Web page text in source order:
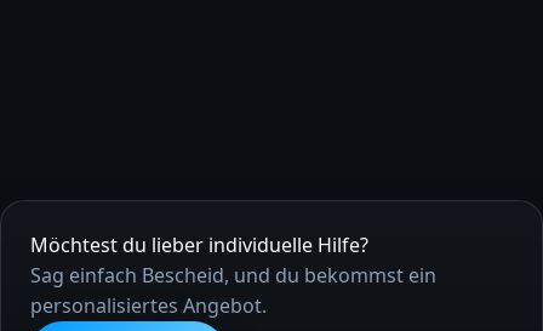
Möchtest du lieber individuelle Hilfe?
Sag einfach Bescheid, und du bekommst ein
personalisiertes Angebot.